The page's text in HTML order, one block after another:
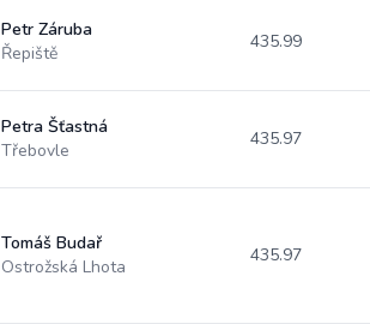
Petr Záruba
Řepiště
435.99
Petra Šťastná
Třebovle
435.97
Tomáš Budař
Ostrožská Lhota
435.97